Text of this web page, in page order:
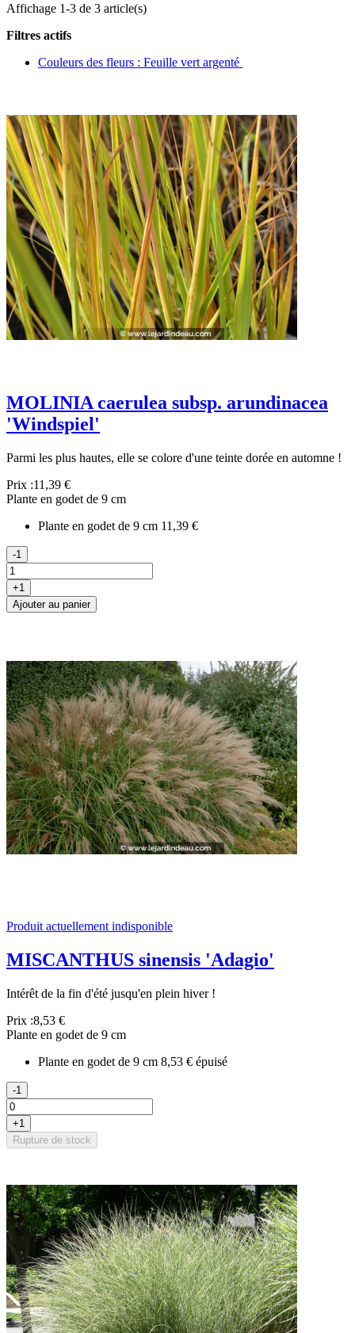
Affichage 1-3 de 3 article(s)
Filtres actifs
Couleurs des fleurs : Feuille vert argenté
MOLINIA caerulea subsp. arundinacea
'Windspiel'
Parmi les plus hautes, elle se colore d'une teinte dorée en automne !
Prix :11,39 €
Plante en godet de 9 cm
Plante en godet de 9 cm 11,39 €
-1
+1
Ajouter au panier
Produit actuellement indisponible
MISCANTHUS sinensis 'Adagio'
Intérêt de la fin d'été jusqu'en plein hiver !
Prix :8,53 €
Plante en godet de 9 cm
Plante en godet de 9 cm 8,53 € épuisé
-1
+1
Rupture de stock